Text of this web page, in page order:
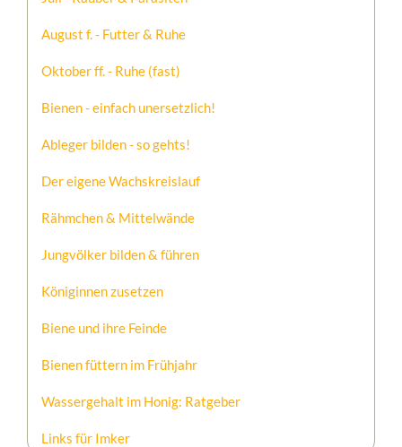
August f. - Futter & Ruhe
Oktober ff. - Ruhe (fast)
Bienen - einfach unersetzlich!
Ableger bilden - so gehts!
Der eigene Wachskreislauf
Rähmchen & Mittelwände
Jungvölker bilden & führen
Königinnen zusetzen
Biene und ihre Feinde
Bienen füttern im Frühjahr
Wassergehalt im Honig: Ratgeber
Links für Imker